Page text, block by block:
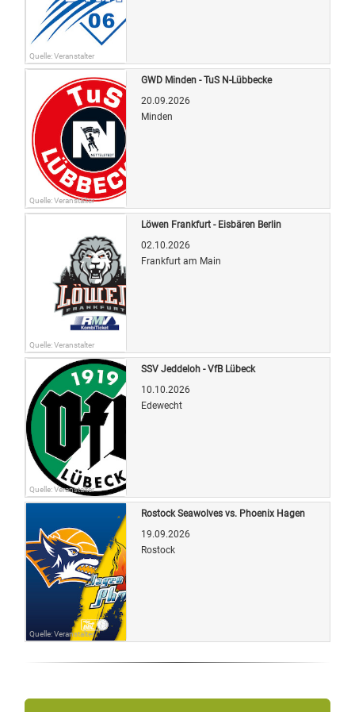
Quelle: Veranstalter
Quelle: Veranstalter
GWD Minden - TuS N-Lübbecke
20.09.2026
Minden
Quelle: Veranstalter
Löwen Frankfurt - Eisbären Berlin
02.10.2026
Frankfurt am Main
Quelle: Veranstalter
SSV Jeddeloh - VfB Lübeck
10.10.2026
Edewecht
Quelle: Veranstalter
Rostock Seawolves vs. Phoenix Hagen
19.09.2026
Rostock